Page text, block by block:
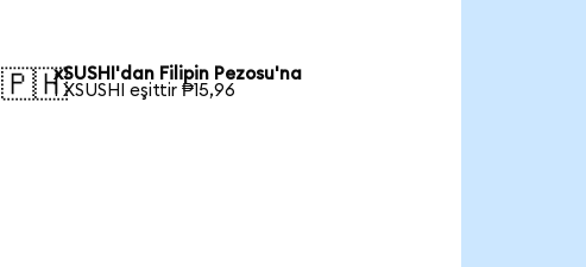
🇵🇭xSUSHI'dan Filipin Pezosu'na
1 XSUSHI eşittir ₱15,96